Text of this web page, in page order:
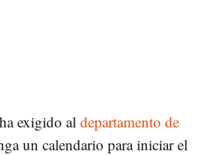
exigido al departamento de
un calendario para iniciar el